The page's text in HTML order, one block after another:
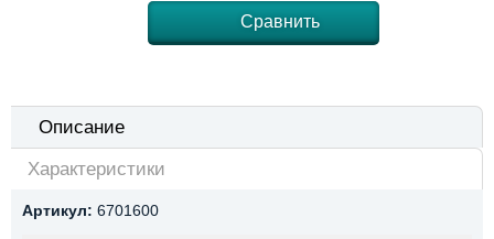
Сравнить
Описание
Характеристики
Артикул: 6701600